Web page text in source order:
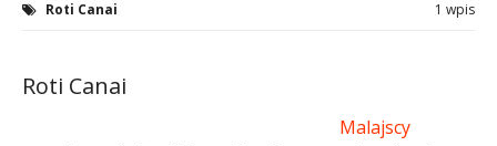
Roti Canai 1 wpis
Roti Canai
Malajscy